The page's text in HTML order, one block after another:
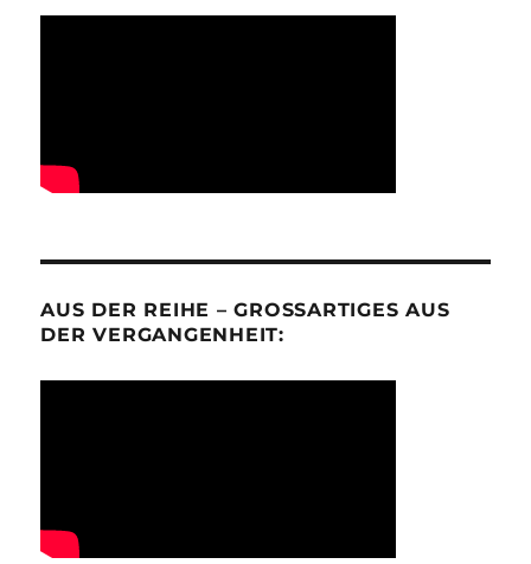
AUS DER REIHE – GROSSARTIGES AUS D
ER VERGANGENHEIT: